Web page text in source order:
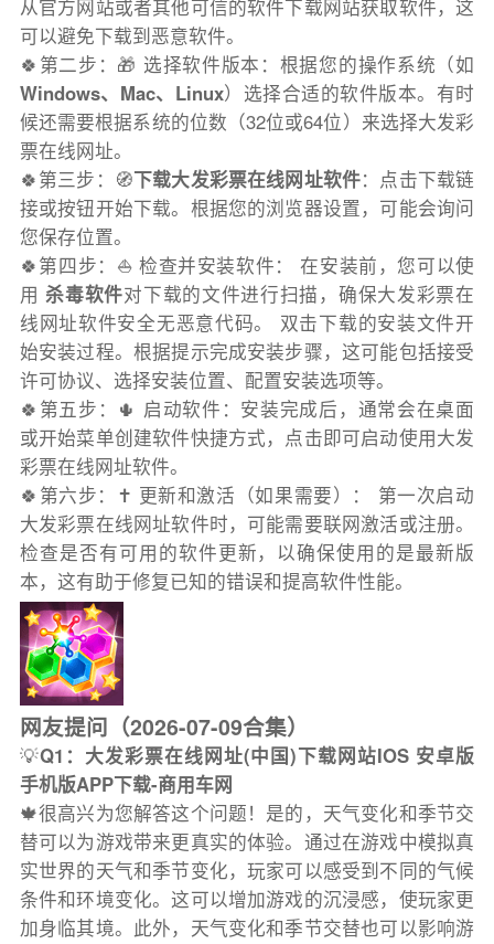
从官方网站或者其他可信的软件下载网站获取软件，这
可以避免下载到恶意软件。
🍀第二步：🎁 选择软件版本：根据您的操作系统（如
Windows、Mac、Linux）选择合适的软件版本。有时
候还需要根据系统的位数（32位或64位）来选择大发彩
票在线网址。
🍀第三步：🧭下载大发彩票在线网址软件：点击下载链
接或按钮开始下载。根据您的浏览器设置，可能会询问
您保存位置。
🍀第四步：⛵️ 检查并安装软件： 在安装前，您可以使
用杀毒软件对下载的文件进行扫描，确保大发彩票在
线网址软件安全无恶意代码。 双击下载的安装文件开
始安装过程。根据提示完成安装步骤，这可能包括接受
许可协议、选择安装位置、配置安装选项等。
🍀第五步：🌵 启动软件：安装完成后，通常会在桌面
或开始菜单创建软件快捷方式，点击即可启动使用大发
彩票在线网址软件。
🍀第六步：✝️ 更新和激活（如果需要）： 第一次启动
大发彩票在线网址软件时，可能需要联网激活或注册。
检查是否有可用的软件更新，以确保使用的是最新版
本，这有助于修复已知的错误和提高软件性能。
网友提问（2026-07-09合集）
💡Q1：大发彩票在线网址(中国)下载网站IOS 安卓版
手机版APP下载-商用车网
🍁很高兴为您解答这个问题！是的，天气变化和季节交
替可以为游戏带来更真实的体验。通过在游戏中模拟真
实世界的天气和季节变化，玩家可以感受到不同的气候
条件和环境变化。这可以增加游戏的沉浸感，使玩家更
加身临其境。此外，天气变化和季节交替也可以影响游